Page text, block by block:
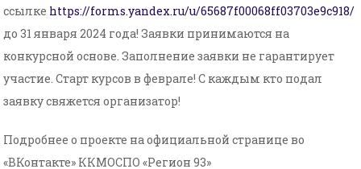
ссылке https://forms.yandex.ru/u/65687f00068ff03703e9c918/
до 31 января 2024 года! Заявки принимаются на
конкурсной основе. Заполнение заявки не гарантирует
участие. Старт курсов в феврале! С каждым кто подал
заявку свяжется организатор!
Подробнее о проекте на официальной странице во
«ВКонтакте» ККМОСПО «Регион 93»